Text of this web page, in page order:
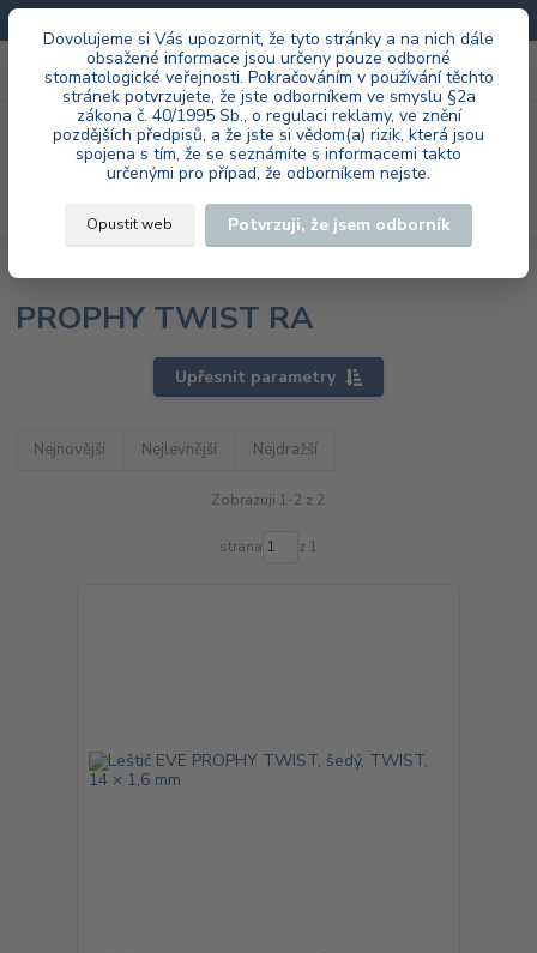
Dovolujeme si Vás upozornit, že tyto stránky a na nich dále
obsažené informace jsou určeny pouze odborné
stomatologické veřejnosti. Pokračováním v používání těchto
stránek potvrzujete, že jste odborníkem ve smyslu §2a
zákona č. 40/1995 Sb., o regulaci reklamy, ve znění
pozdějších předpisů, a že jste si vědom(a) rizik, která jsou
spojena s tím, že se seznámíte s informacemi takto
určenými pro případ, že odborníkem nejste.
Opustit web Potvrzuji, že jsem odborník
Menu
Hledat
+420 603 985 555 za0 Kč
PROPHY TWIST RA
Upřesnit parametry
Nejnovější Nejlevnější Nejdražší
Zobrazuji 1-2 z 2
strana z 1